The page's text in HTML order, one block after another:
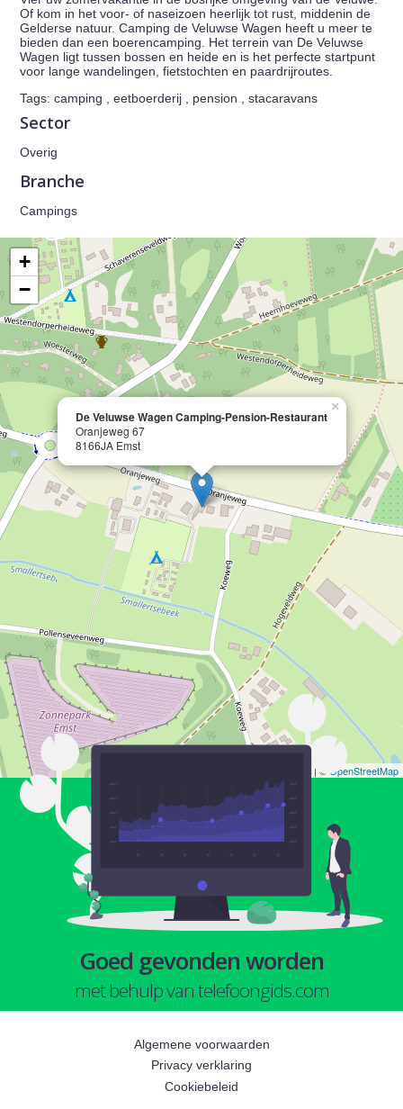
Of kom in het voor- of naseizoen heerlijk tot rust, middenin de
Gelderse natuur. Camping de Veluwse Wagen heeft u meer te
bieden dan een boerencamping. Het terrein van De Veluwse
Wagen ligt tussen bossen en heide en is het perfecte startpunt
voor lange wandelingen, fietstochten en paardrijroutes.
Tags: camping , eetboerderij , pension , stacaravans
Sector
Overig
Branche
Campings
De Veluwse Wagen Camping-Pension-Restaurant
Oranjeweg 67
8166JA Emst
×
+
−
| © OpenStreetMap
Goed gevonden worden
met behulp van telefoongids.com
Algemene voorwaarden
Privacy verklaring
Cookiebeleid